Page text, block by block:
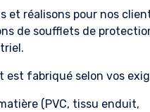
et réalisons pour nos
de soufflets de
est fabriqué selon vos
(PVC, tissu enduit,